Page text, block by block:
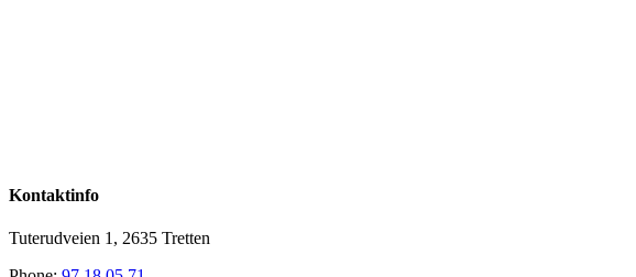
Kontaktinfo
Tuterudveien 1, 2635 Tretten